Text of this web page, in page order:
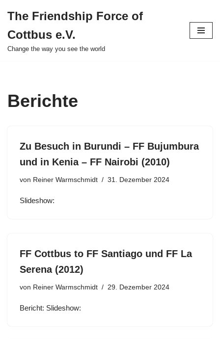
Inhalt
springen
The Friendship Force of
Cottbus e.V.
Change the way you see the world
Berichte
Zu Besuch in Burundi – FF Bujumbura
und in Kenia – FF Nairobi (2010)
von Reiner Warmschmidt 31. Dezember 2024
Slideshow:
FF Cottbus to FF Santiago und FF La
Serena (2012)
von Reiner Warmschmidt 29. Dezember 2024
Bericht: Slideshow: